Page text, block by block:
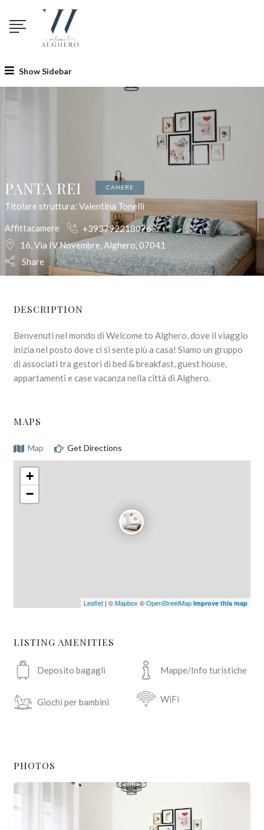
Show Sidebar
PANTA REI CAMERE
Titolare struttura: Valentina Tonelli
Affittacamere
+393792218076
16, Via IV Novembre, Alghero, 07041
Share
DESCRIPTION
Benvenuti nel mondo di Welcome to Alghero, dove il viaggio
inizia nel posto dove ci si sente più a casa! Siamo un gruppo
di associati tra gestori di bed & breakfast, guest house,
appartamenti e case vacanza nella città di Alghero.
MAPS
Map Get Directions
+
−
Leaflet | ©Mapbox ©OpenStreetMap Improve this map
LISTING AMENITIES
Deposito bagagli
Giochi per bambini
Mappe/Info turistiche
WiFi
PHOTOS